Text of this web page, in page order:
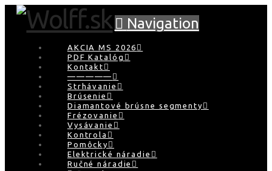
Navigation
AKCIA MS 2026
PDF Katalóg
Kontakt
—————
Strhávanie
Brúsenie
Diamantové brúsne segmenty
Frézovanie
Vysávanie
Kontrola
Pomôcky
Elektrické náradie
Ručné náradie